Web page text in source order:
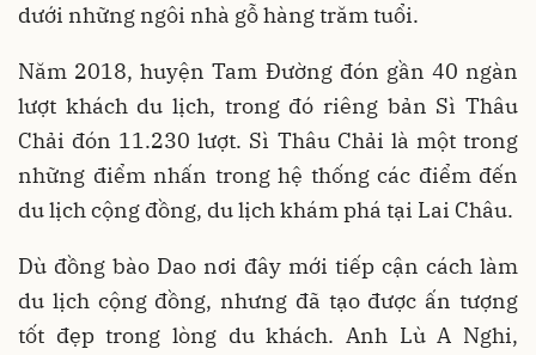
dưới những ngôi nhà gỗ hàng trăm tuổi.
Năm 2018, huyện Tam Đường đón gần 40 ngàn
lượt khách du lịch, trong đó riêng bản Sì Thâu
Chải đón 11.230 lượt. Sì Thâu Chải là một trong
những điểm nhấn trong hệ thống các điểm đến
du lịch cộng đồng, du lịch khám phá tại Lai Châu.
Dù đồng bào Dao nơi đây mới tiếp cận cách làm
du lịch cộng đồng, nhưng đã tạo được ấn tượng
tốt đẹp trong lòng du khách. Anh Lù A Nghi,